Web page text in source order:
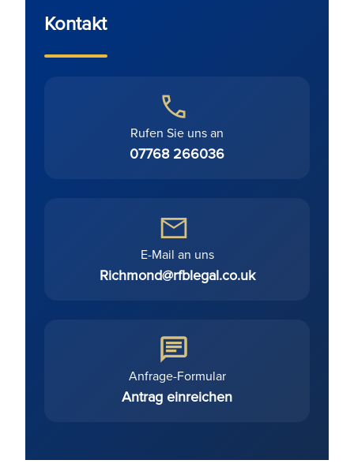
Kontakt
Rufen Sie uns an
07768 266036
E-Mail an uns
Richmond@rfblegal.co.uk
Anfrage-Formular
Antrag einreichen